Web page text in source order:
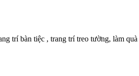
trí bàn tiệc , trang trí treo tường, làm quà